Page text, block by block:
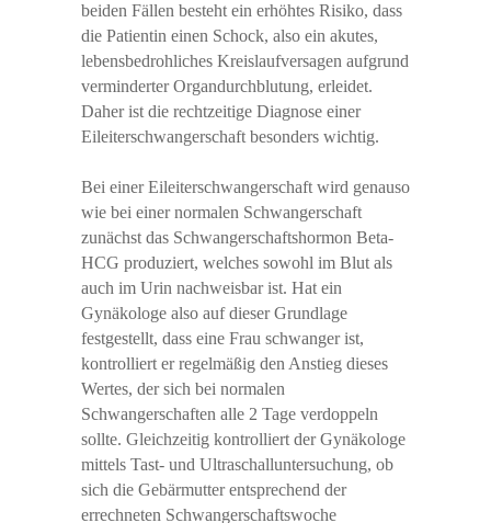
beiden Fällen besteht ein erhöhtes Risiko, dass
die Patientin einen Schock, also ein akutes,
lebensbedrohliches Kreislaufversagen aufgrund
verminderter Organdurchblutung, erleidet.
Daher ist die rechtzeitige Diagnose einer
Eileiterschwangerschaft besonders wichtig.
Bei einer Eileiterschwangerschaft wird genauso
wie bei einer normalen Schwangerschaft
zunächst das Schwangerschaftshormon Beta-
HCG produziert, welches sowohl im Blut als
auch im Urin nachweisbar ist. Hat ein
Gynäkologe also auf dieser Grundlage
festgestellt, dass eine Frau schwanger ist,
kontrolliert er regelmäßig den Anstieg dieses
Wertes, der sich bei normalen
Schwangerschaften alle 2 Tage verdoppeln
sollte. Gleichzeitig kontrolliert der Gynäkologe
mittels Tast- und Ultraschalluntersuchung, ob
sich die Gebärmutter entsprechend der
errechneten Schwangerschaftswoche